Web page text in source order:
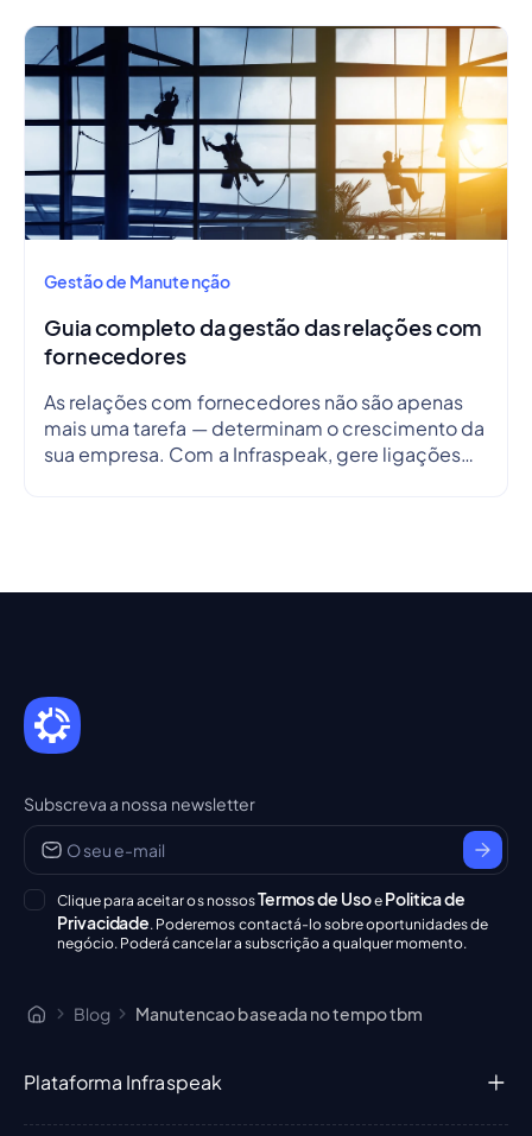
Gestão de Manutenção
Guia completo da gestão das relações com
fornecedores
As relações com fornecedores não são apenas
mais uma tarefa — determinam o crescimento da
sua empresa. Com a Infraspeak, gere ligações
Subscreva a nossa newsletter
Clique para aceitar os nossosTermos de Usoe Politica de
Privacidade. Poderemos contactá-lo sobre oportunidades de
negócio. Poderá cancelar a subscrição a qualquer momento.
Blog Manutencao baseada no tempo tbm
Plataforma Infraspeak